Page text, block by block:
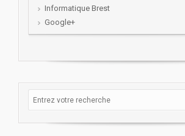
Informatique Brest
Google+